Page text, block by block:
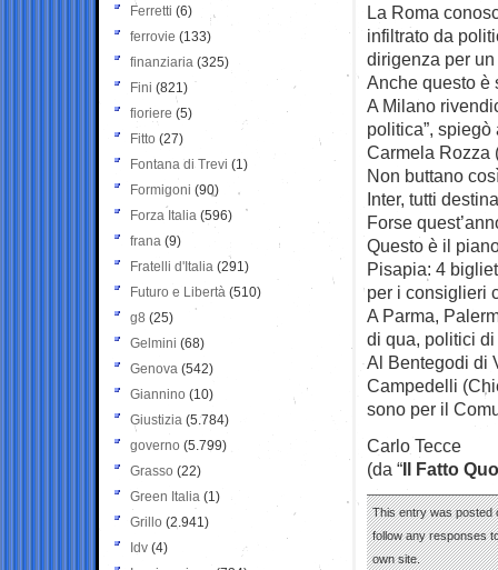
La Roma
infiltrato da
dirigenza per
Anche questo è
A Milano
politica”,
Carmela Rozza
Non buttano
Inter, tutti
Forse
Questo è il
Pisapia: 4
per i consiglieri
A Parma,
di qua, politici di
Al Bentegodi di
Campedelli
sono per il
Carlo Tecce
(da “Il Fatto
This entry was posted
follow any responses
own site.
Ferretti (6)
ferrovie (133)
finanziaria (325)
Fini (821)
fioriere (5)
Fitto (27)
Fontana di Trevi (1)
Formigoni (90)
Forza Italia (596)
frana (9)
Fratelli d'Italia (291)
Futuro e Libertà (510)
g8 (25)
Gelmini (68)
Genova (542)
Giannino (10)
Giustizia (5.784)
governo (5.799)
Grasso (22)
Green Italia (1)
Grillo (2.941)
Idv (4)